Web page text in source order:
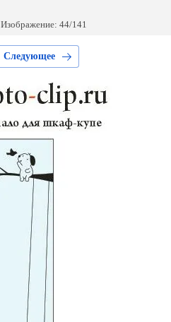
Изображение: 44/141
Следующее